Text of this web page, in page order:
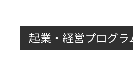
起業・経営プログラ